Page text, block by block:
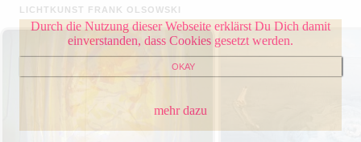
Durch die Nutzung dieser Webseite erklärst Du Dich damit
einverstanden, dass Cookies gesetzt werden.
OKAY
mehr dazu
LICHTKUNST FRANK OLSOWSKI